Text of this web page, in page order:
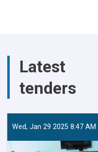
وسپارلLatest
tenders
Wed, Jan 29 2025 8:47 AM